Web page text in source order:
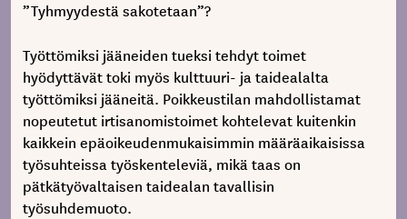
”Tyhmyydestä sakotetaan”?
Työttömiksi jääneiden tueksi tehdyt toimet
hyödyttävät toki myös kulttuuri- ja taidealalta
työttömiksi jääneitä. Poikkeustilan mahdollistamat
nopeutetut irtisanomistoimet kohtelevat kuitenkin
kaikkein epäoikeudenmukaisimmin määräaikaisissa
työsuhteissa työskenteleviä, mikä taas on
pätkätyövaltaisen taidealan tavallisin
työsuhdemuoto.